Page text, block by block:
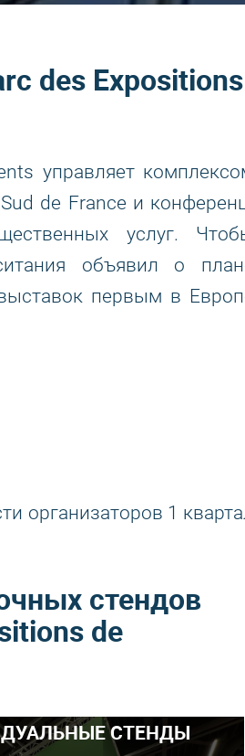
des Expositions
управляет
de France и
услуг.
объявил о
первым в
организаторов 1
стендов
de
СТЕНДЫ